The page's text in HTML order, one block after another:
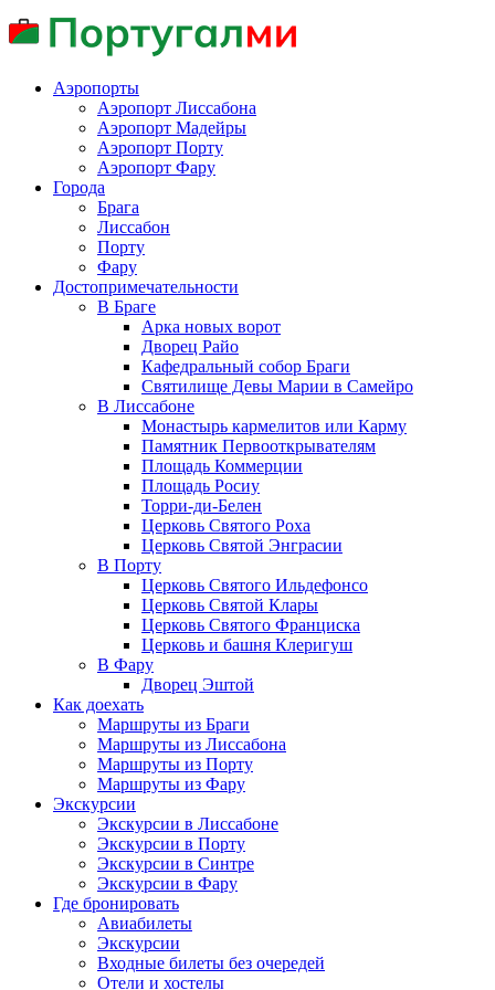
Аэропорты
Аэропорт Лиссабона
Аэропорт Мадейры
Аэропорт Порту
Аэропорт Фару
Города
Брага
Лиссабон
Порту
Фару
Достопримечательности
В Браге
Арка новых ворот
Дворец Райо
Кафедральный собор Браги
Святилище Девы Марии в Самейро
В Лиссабоне
Монастырь кармелитов или Карму
Памятник Первооткрывателям
Площадь Коммерции
Площадь Росиу
Торри-ди-Белен
Церковь Святого Роха
Церковь Святой Энграсии
В Порту
Церковь Святого Ильдефонсо
Церковь Святой Клары
Церковь Святого Франциска
Церковь и башня Клеригуш
В Фару
Дворец Эштой
Как доехать
Маршруты из Браги
Маршруты из Лиссабона
Маршруты из Порту
Маршруты из Фару
Экскурсии
Экскурсии в Лиссабоне
Экскурсии в Порту
Экскурсии в Синтре
Экскурсии в Фару
Где бронировать
Авиабилеты
Экскурсии
Входные билеты без очередей
Отели и хостелы